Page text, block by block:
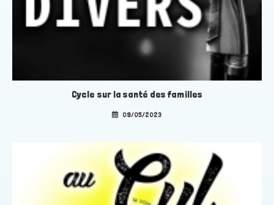
Cycle sur la santé des familles
09/05/2023